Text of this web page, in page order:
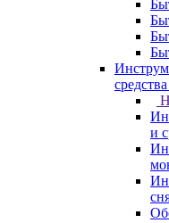
и